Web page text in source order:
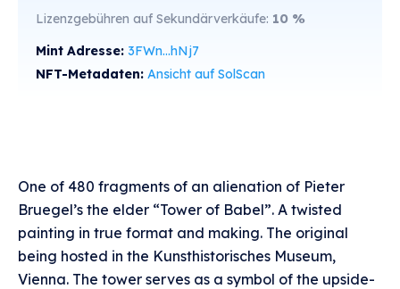
Lizenzgebühren auf Sekundärverkäufe: 10 %
Mint Adresse: 3FWn...hNj7
NFT-Metadaten: Ansicht auf SolScan
One of 480 fragments of an alienation of Pieter
Bruegel’s the elder “Tower of Babel”. A twisted
painting in true format and making. The original
being hosted in the Kunsthistorisches Museum,
Vienna. The tower serves as a symbol of the upside-